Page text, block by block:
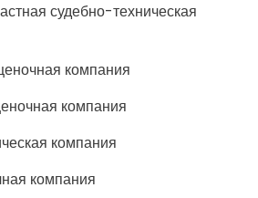
судебно-техническая
компания
компания
компания
компания